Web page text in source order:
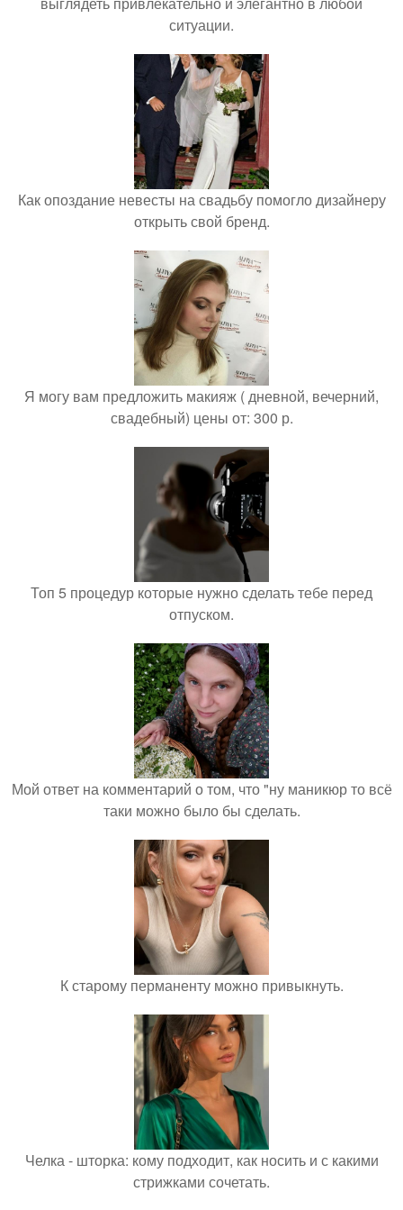
ситуации.
Как опоздание невесты на свадьбу помогло дизайнеру
открыть свой бренд.
Я могу вам предложить макияж ( дневной, вечерний,
свадебный) цены от: 300 р.
Топ 5 процедур которые нужно сделать тебе перед
отпуском.
Мой ответ на комментарий о том, что "ну маникюр то всё
таки можно было бы сделать.
К старому перманенту можно привыкнуть.
Челка - шторка: кому подходит, как носить и с какими
стрижками сочетать.